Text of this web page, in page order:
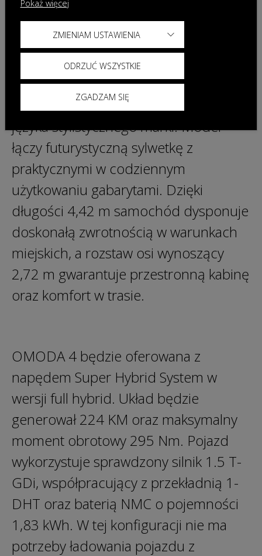
odbył się oficjalny zjazd z linii
produkcyjnej modelu OMODA 4.
Najnowszy pojazd w gamie wyróżnia
się ostrymi liniami i wyrazistym
designem, nawiązującym do nowego
języka stylistycznego marki. Model
łączy futurystyczną sylwetkę z
praktycznymi w codziennym
użytkowaniu gabarytami. Dzięki
długości 4,42 m samochód dysponuje
doskonałą zwrotnością w warunkach
miejskich, a rozstaw osi wynoszący
2,72 m gwarantuje przestronną kabinę
oraz komfort w trasie.
OMODA 4 będzie oferowana z
napędem Super Hybrid System w
wersji full hybrid. Układ będzie
generował 224 KM oraz maksymalny
moment obrotowy 295 Nm. Pojazd
wykorzystuje sprawdzony silnik 1.5 T-
GDi, współpracujący z przekładnią 1-
DHT oraz baterią NMC o pojemności
1,83 kWh. W tej konfiguracji nie ma
potrzeby ładowania pojazdu z
Pokaż więcej
ZMIENIAM USTAWIENIA
ODRZUĆ WSZYSTKIE
ZGADZAM SIĘ